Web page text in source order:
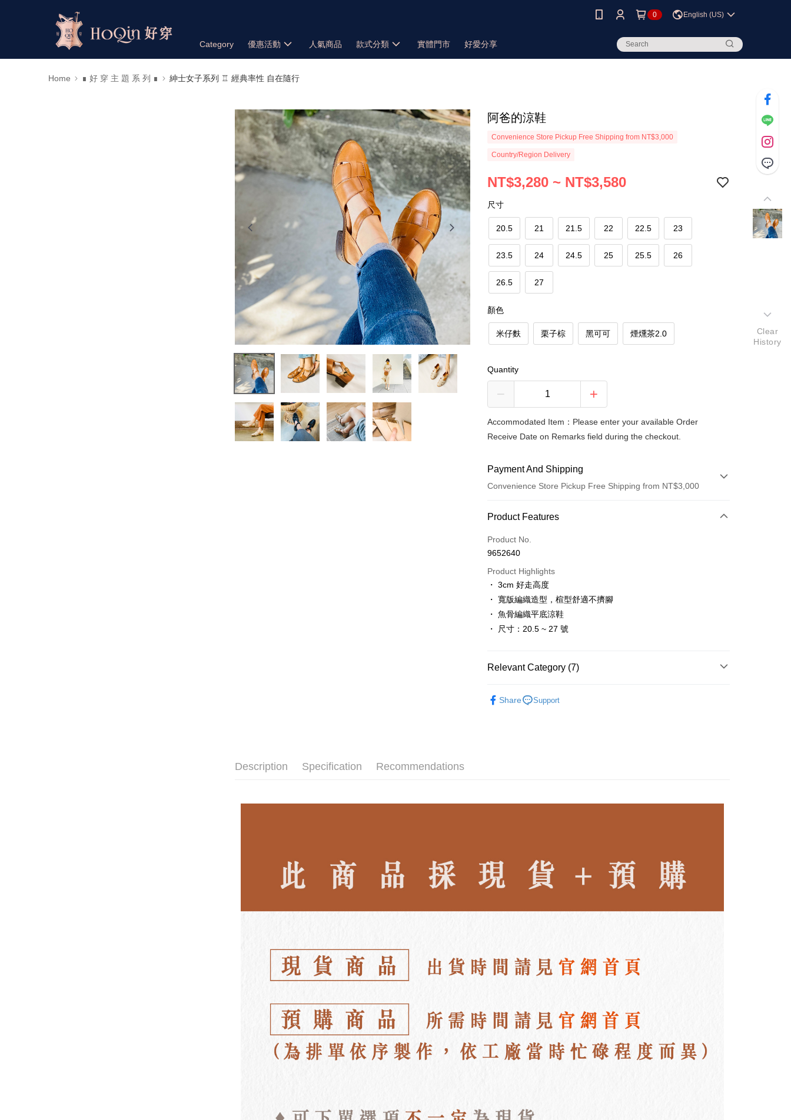
0 English (US)
Category 優惠活動 人氣商品 款式分類 實體門市 好愛分享
Home ∎ 好 穿 主 題 系 列 ∎ 紳士女子系列 ♖ 經典率性 自在隨行
阿爸的涼鞋
Convenience Store Pickup Free Shipping from NT$3,000
Country/Region Delivery
NT$3,280 ~ NT$3,580
尺寸
20.5 21 21.5 22 22.5 23
23.5 24 24.5 25 25.5 26
26.5 27
顏色
米仔麩 栗子棕 黑可可 煙燻茶2.0
Quantity
Accommodated Item：Please enter your available Order
Receive Date on Remarks field during the checkout.
Payment And Shipping
Convenience Store Pickup Free Shipping from NT$3,000
Payment Method
Credit Card (Full Payment)
LINE Pay
JKOPAY
付款後全家取貨
Product Features
Product No.
9652640
Product Highlights
・ 3cm 好走高度
・ 寬版編織造型，楦型舒適不擠腳
・ 魚骨編織平底涼鞋
・ 尺寸：20.5 ~ 27 號
Relevant Category (7)
∎ 優 惠 活 動 ∎ ∎ HoQin 十週年慶優惠 🎈
Share Support
Description Specification Recommendations
Clear
History